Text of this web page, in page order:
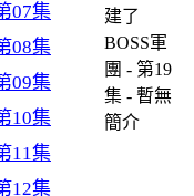
07集
08集
09集
10集
11集
12集
建了
BOSS軍
團 - 第19
集 - 暫無
簡介